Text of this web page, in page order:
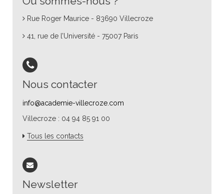
Rue Roger Maurice - 83690 Villecroze
41, rue de l’Université - 75007 Paris
Nous contacter
info@academie-villecroze.com
Villecroze : 04 94 85 91 00
Tous les contacts
Newsletter